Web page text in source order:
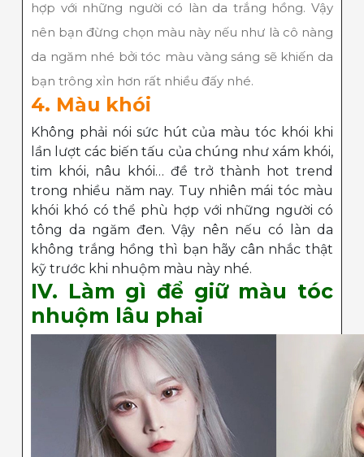
hợp với những người có làn da trắng hồng. Vậy
nên bạn đừng chọn màu này nếu như là cô nàng
da ngăm nhé bởi tóc màu vàng sáng sẽ khiến da
bạn trông xỉn hơn rất nhiều đấy nhé.
4. Màu khói
Không phải nói sức hút của màu tóc khói khi
lần lượt các biến tấu của chúng như xám khói,
tim khói, nâu khói… đề trở thành hot trend
trong nhiều năm nay. Tuy nhiên mái tóc màu
khói khó có thể phù hợp với những người có
tông da ngăm đen. Vậy nên nếu có làn da
không trắng hồng thì bạn hãy cân nhắc thật
kỹ trước khi nhuộm màu này nhé.
IV. Làm gì để giữ màu tóc
nhuộm lâu phai